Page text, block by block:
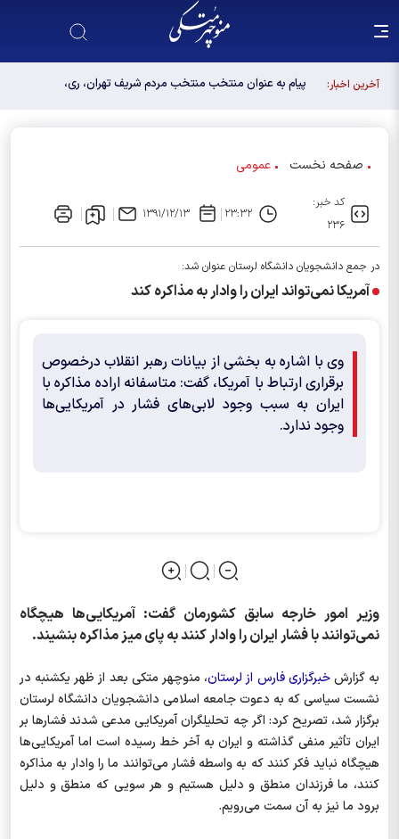
آخرین اخبار:
پیام به عنوان منتخب منتخب مردم شریف تهران، ری،
صفحه نخست عمومی
کد خبر:
۲۳۶
۲۳:۳۲ ۱۳۹۱/۱۲/۱۳
در جمع دانشجویان دانشگاه لرستان عنوان شد:
آمریکا نمی‌تواند ایران را وادار به مذاکره کند
وی با اشاره به بخشی از بیانات رهبر انقلاب درخصوص
برقراری ارتباط با آمریکا، گفت: متاسفانه اراده مذاکره با
ایران به سبب وجود لابی‌های فشار در آمریکایی‌ها
وجود ندارد.
وزیر امور خارجه سابق کشورمان گفت: آمریکایی‌ها هیچگاه
نمی‌توانند با فشار ایران را وادار کنند به پای میز مذاکره بنشیند.
به گزارشخبرگزاری فارس از لرستان، منوچهر متکی بعد از ظهر یکشنبه در
نشست سیاسی که به دعوت جامعه اسلامی دانشجویان دانشگاه لرستان
برگزار شد، تصریح کرد: اگر چه تحلیلگران آمریکایی مدعی شدند فشارها بر
ایران تأثیر منفی گذاشته و ایران به آخر خط رسیده است اما آمریکایی‌ها
هیچگاه نباید فکر کنند که به واسطه فشار می‌توانند ما را وادار به مذاکره
کنند، ما فرزندان منطق و دلیل هستیم و هر سویی که منطق و دلیل
برود ما نیز به آن سمت می‌رویم.